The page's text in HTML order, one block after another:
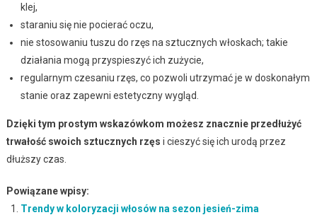
klej,
staraniu się nie pocierać oczu,
nie stosowaniu tuszu do rzęs na sztucznych włoskach; takie
działania mogą przyspieszyć ich zużycie,
regularnym czesaniu rzęs, co pozwoli utrzymać je w doskonałym
stanie oraz zapewni estetyczny wygląd.
Dzięki tym prostym wskazówkom możesz znacznie przedłużyć
trwałość swoich sztucznych rzęs i cieszyć się ich urodą przez
dłuższy czas.
Powiązane wpisy:
Trendy w koloryzacji włosów na sezon jesień-zima